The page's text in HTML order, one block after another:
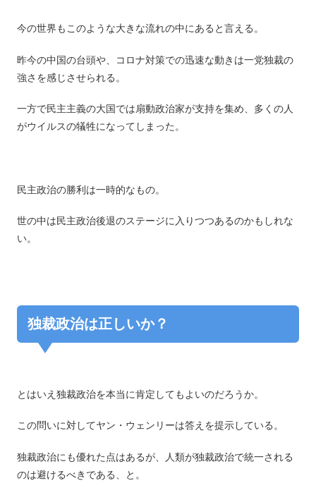
今の世界もこのような大きな流れの中にあると言える。
昨今の中国の台頭や、コロナ対策での迅速な動きは一党独裁の
強さを感じさせられる。
一方で民主主義の大国では扇動政治家が支持を集め、多くの人
がウイルスの犠牲になってしまった。
民主政治の勝利は一時的なもの。
世の中は民主政治後退のステージに入りつつあるのかもしれな
い。
独裁政治は正しいか？
とはいえ独裁政治を本当に肯定してもよいのだろうか。
この問いに対してヤン・ウェンリーは答えを提示している。
独裁政治にも優れた点はあるが、人類が独裁政治で統一される
のは避けるべきである、と。